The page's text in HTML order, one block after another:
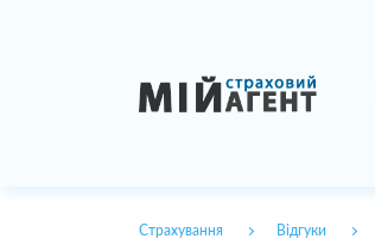
Страхування Відгуки